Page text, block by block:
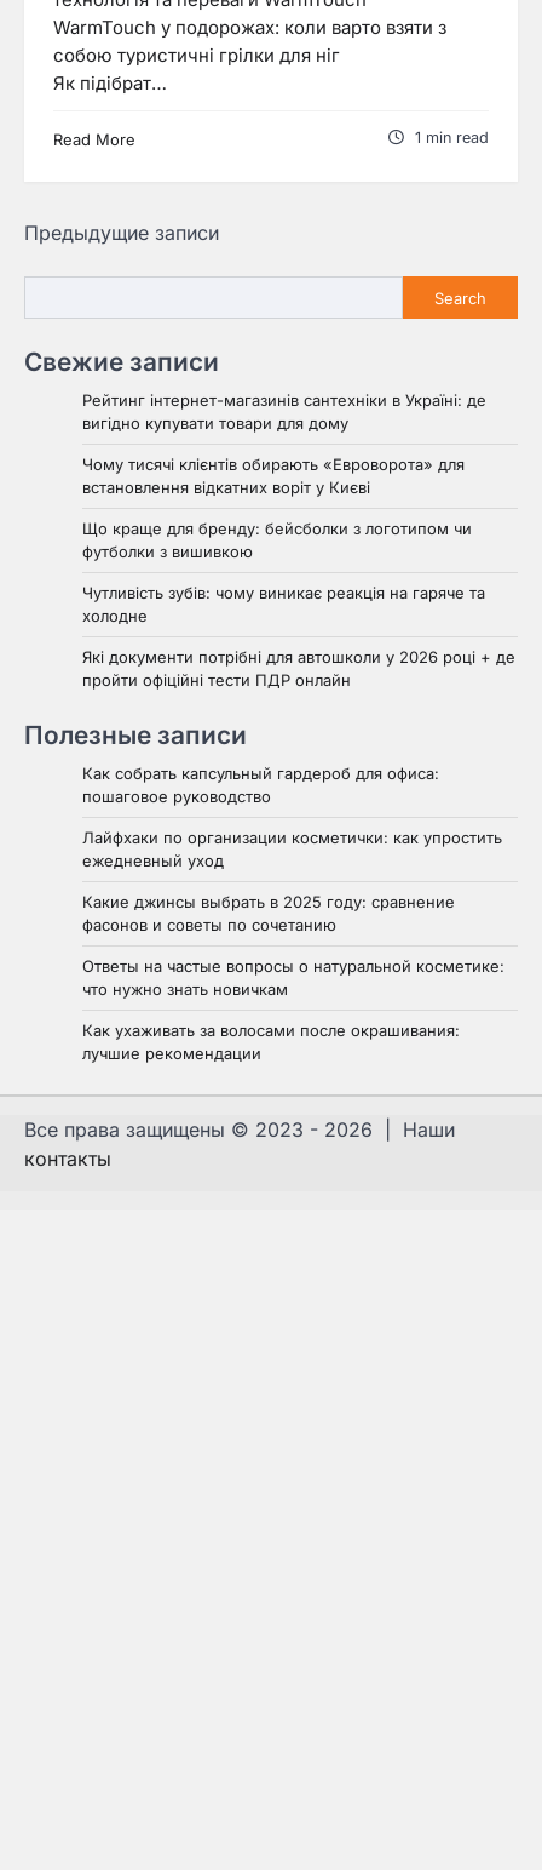
WarmTouch у подорожах: коли варто взяти з
собою туристичні грілки для ніг
Як підібрат…
Read More 1 min read
Навигация
по
записям
Предыдущие записи
Search
Свежие записи
Рейтинг інтернет-магазинів сантехніки в Україні: де
вигідно купувати товари для дому
Чому тисячі клієнтів обирають «Евроворота» для
встановлення відкатних воріт у Києві
Що краще для бренду: бейсболки з логотипом чи
футболки з вишивкою
Чутливість зубів: чому виникає реакція на гаряче та
холодне
Які документи потрібні для автошколи у 2026 році + де
пройти офіційні тести ПДР онлайн
Полезные записи
Как собрать капсульный гардероб для офиса:
пошаговое руководство
Лайфхаки по организации косметички: как упростить
ежедневный уход
Какие джинсы выбрать в 2025 году: сравнение
фасонов и советы по сочетанию
Ответы на частые вопросы о натуральной косметике:
что нужно знать новичкам
Как ухаживать за волосами после окрашивания:
лучшие рекомендации
Все права защищены © 2023 - 2026 | Наши
контакты